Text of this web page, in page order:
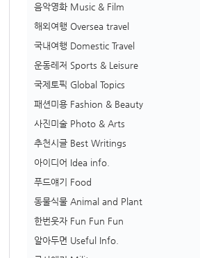
음악영화 Music & Film
해외여행 Oversea travel
국내여행 Domestic Travel
운동레저 Sports & Leisure
국제토픽 Global Topics
패션미용 Fashion & Beauty
사진미술 Photo & Arts
추천시글 Best Writings
아이디어 Idea info.
푸드얘기 Food
동물식물 Animal and Plant
한번웃자 Fun Fun Fun
알아두면 Useful Info.